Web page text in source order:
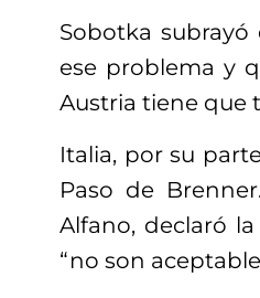
Sobotka
ese problema y
Austria tiene que
Italia, por su
Paso de
Alfano, declaró
“no son